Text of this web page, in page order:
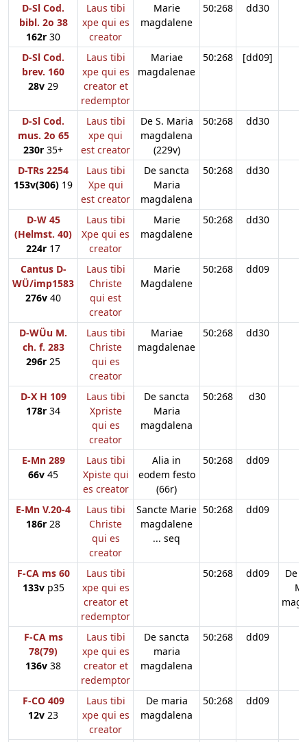
D-Sl Cod.
bibl. 2o 38
162r 30
Laus tibi
xpe qui es
creator
Marie
magdalene
50:268 dd30
D-Sl Cod.
brev. 160
28v 29
Laus tibi
xpe qui es
creator et
redemptor
Mariae
magdalenae
50:268 [dd09]
D-Sl Cod.
mus. 2o 65
230r 35+
Laus tibi
xpe qui
est creator
De S. Maria
magdalena
(229v)
50:268 dd30
D-TRs 2254
153v(306) 19
Laus tibi
Xpe qui
est creator
De sancta
Maria
magdalena
50:268 dd30
D-W 45
(Helmst. 40)
224r 17
Laus tibi
Xpe qui es
creator
Marie
magdalene
50:268 dd30
Cantus D-
WÜ/imp1583
276v 40
Laus tibi
Christe
qui est
creator
Marie
Magdalene
50:268 dd09
D-WÜu M.
ch. f. 283
296r 25
Laus tibi
Christe
qui es
creator
Mariae
magdalenae
50:268 dd30
D-X H 109
178r 34
Laus tibi
Xpriste
qui es
creator
De sancta
Maria
magdalena
50:268 d30
E-Mn 289
66v 45
Laus tibi
Xpiste qui
es creator
Alia in
eodem festo
(66r)
50:268 dd09
E-Mn V.20-4
186r 28
Laus tibi
Christe
qui es
creator
Sancte Marie
magdalene
... seq
50:268 dd09
F-CA ms 60
133vp35
Laus tibi
xpe qui es
creator et
redemptor
50:268 dd09
De
F-CA ms
78(79)
136v 38
Laus tibi
xpe qui es
creator et
redemptor
De sancta
maria
magdalena
50:268 dd09
F-CO 409
12v 23
Laus tibi
xpe qui es
creator
De maria
magdalena
50:268 dd09